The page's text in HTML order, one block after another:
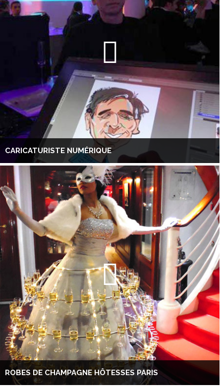
CARICATURISTE NUMÉRIQUE
ROBES DE CHAMPAGNE HÔTESSES PARIS